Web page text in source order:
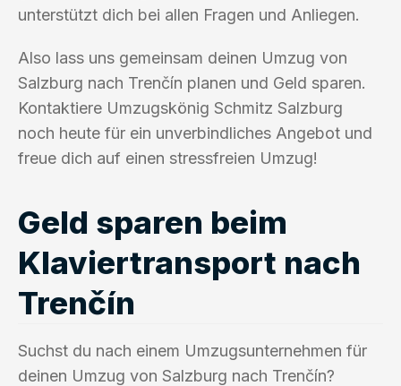
unterstützt dich bei allen Fragen und Anliegen.
Also lass uns gemeinsam deinen Umzug von
Salzburg nach Trenčín planen und Geld sparen.
Kontaktiere Umzugskönig Schmitz Salzburg
noch heute für ein unverbindliches Angebot und
freue dich auf einen stressfreien Umzug!
Geld sparen beim
Klaviertransport nach
Trenčín
Suchst du nach einem Umzugsunternehmen für
deinen Umzug von Salzburg nach Trenčín?